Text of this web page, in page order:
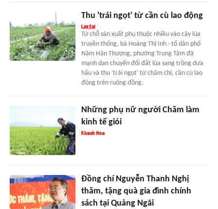
Thu 'trái ngọt' từ cần cù lao động
Từ chỗ sản xuất phụ thuộc nhiều vào cây lúa
truyền thống, bà Hoàng Thị Inh - tổ dân phố
Năm Hăn Thượng, phường Trung Tâm đã
mạnh dạn chuyển đổi đất lúa sang trồng dưa
hấu và thu 'trái ngọt' từ chăm chỉ, cần cù lao
động trên ruộng đồng.
Những phụ nữ người Chăm làm
kinh tế giỏi
Đồng chí Nguyễn Thanh Nghị
thăm, tặng quà gia đình chính
sách tại Quảng Ngãi